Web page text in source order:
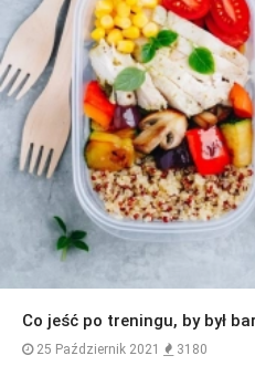
Co jeść po treningu, by był
25 Październik 2021 3180